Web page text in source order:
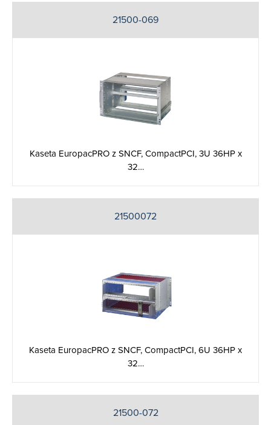
21500-069
Kaseta EuropacPRO z SNCF, CompactPCI, 3U 36HP x
32…
21500072
Kaseta EuropacPRO z SNCF, CompactPCI, 6U 36HP x
32…
21500-072